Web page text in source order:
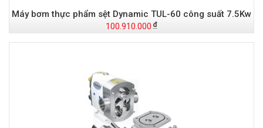
Máy bơm thực phẩm sệt Dynamic TUL-60 công suất 7.5Kw
100.910.000